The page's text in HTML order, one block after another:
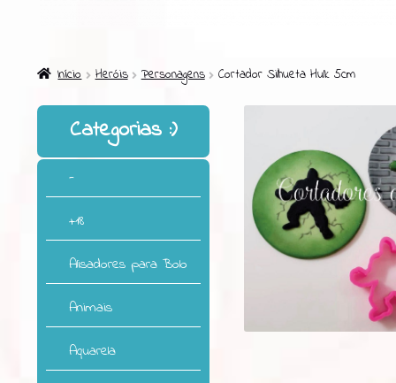
Início Heróis Personagens Cortador Silhueta Hulk 5cm
Categorias
-
+18
Alisadores para Bolo
Animais
Aquarela